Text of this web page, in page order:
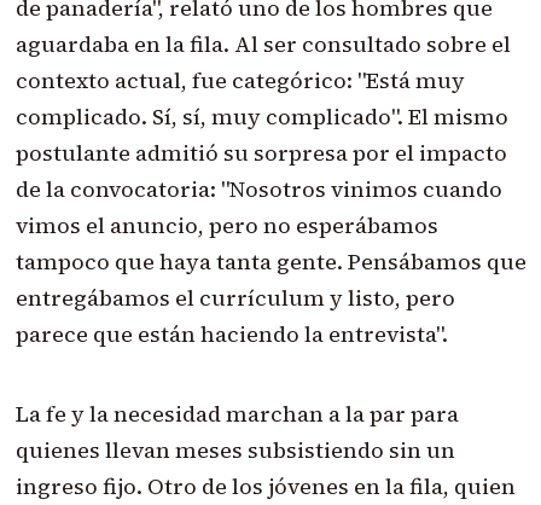
de panadería", relató uno de los hombres que
aguardaba en la fila. Al ser consultado sobre el
contexto actual, fue categórico: "Está muy
complicado. Sí, sí, muy complicado". El mismo
postulante admitió su sorpresa por el impacto
de la convocatoria: "Nosotros vinimos cuando
vimos el anuncio, pero no esperábamos
tampoco que haya tanta gente. Pensábamos que
entregábamos el currículum y listo, pero
parece que están haciendo la entrevista".
La fe y la necesidad marchan a la par para
quienes llevan meses subsistiendo sin un
ingreso fijo. Otro de los jóvenes en la fila, quien